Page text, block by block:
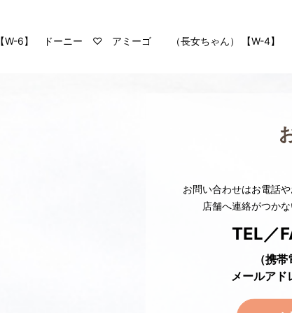
【W-6】 ドーニー ♡ アミーゴ （長女ちゃん） 【W-4
お問い合わせはお電話や
店舗へ連絡がつかな
TEL／
（携
メールアド